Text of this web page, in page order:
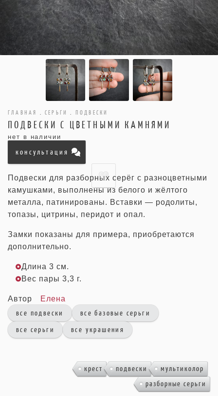
ГЛАВНАЯ . СЕРЬГИ . ПОДВЕСКИ
ПОДВЕСКИ С ЦВЕТНЫМИ КАМНЯМИ
нет в наличии
консультация
Подвески для разборных серёг с разноцветными
камушками, выполнены из белого и жёлтого
металла, патинированы. Вставки — родолиты,
топазы, цитрины, перидот и опал.
Замки показаны для примера, приобретаются
дополнительно.
Длина 3 см.
Вес пары 3,3 г.
Автор Елена
все подвески
все базовые серьги
все серьги
все украшения
крест , подвески , мультиколор
разборные серьги